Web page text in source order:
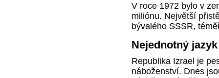
V roce 1972 bylo v
miliónu. Největší
bývalého SSSR,
Nejednotný jazyk
Republika Izrael je
náboženství. Dnes